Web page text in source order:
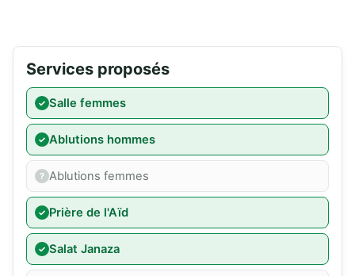
Services proposés
Salle femmes
Ablutions hommes
Ablutions femmes
Prière de l'Aïd
Salat Janaza